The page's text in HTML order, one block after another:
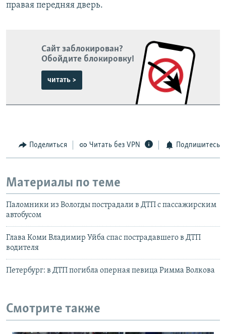
правая передняя дверь.
Сайт заблокирован?
Обойдите блокировку!
читать >
Поделиться Читать без VPN Подпишитесь
Материалы по теме
Паломники из Вологды пострадали в ДТП с пассажирским
автобусом
Глава Коми Владимир Уйба спас пострадавшего в ДТП
водителя
Петербург: в ДТП погибла оперная певица Римма Волкова
Смотрите также